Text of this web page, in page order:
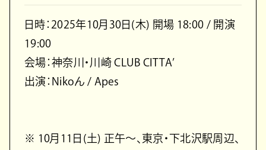
日時：2025年10月30日(木) 開場 18:00 / 開演
19:00
会場：神奈川・川崎 CLUB CITTA’
出演：Nikoん / Apes
※ 10月11日(土) 正午～、東京・下北沢駅周辺、